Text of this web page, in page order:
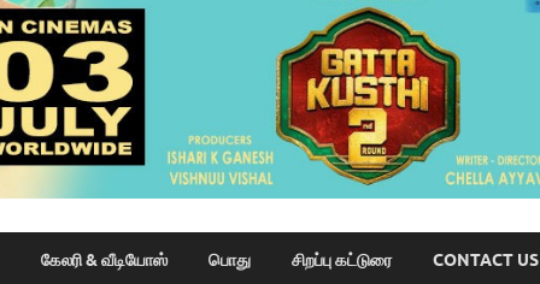
கேலரி & வீடியோஸ் பொது சிறப்பு கட்டுரை CONTACT US